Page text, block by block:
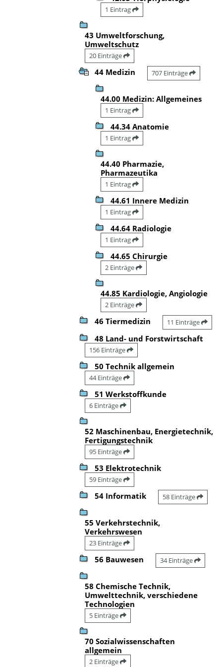
1 Eintrag
43 Umweltforschung,
Umweltschutz
20 Einträge
44 Medizin 707 Einträge
44.00 Medizin: Allgemeines
1 Eintrag
44.34 Anatomie
1 Eintrag
44.40 Pharmazie,
Pharmazeutika
1 Eintrag
44.61 Innere Medizin
1 Eintrag
44.64 Radiologie
1 Eintrag
44.65 Chirurgie
2 Einträge
44.85 Kardiologie, Angiologie
2 Einträge
46 Tiermedizin 11 Einträge
48 Land- und Forstwirtschaft
156 Einträge
50 Technik allgemein
44 Einträge
51 Werkstoffkunde
6 Einträge
52 Maschinenbau, Energietechnik,
Fertigungstechnik
95 Einträge
53 Elektrotechnik
59 Einträge
54 Informatik 58 Einträge
55 Verkehrstechnik,
Verkehrswesen
23 Einträge
56 Bauwesen 34 Einträge
58 Chemische Technik,
Umwelttechnik, verschiedene
Technologien
5 Einträge
70 Sozialwissenschaften
allgemein
2 Einträge